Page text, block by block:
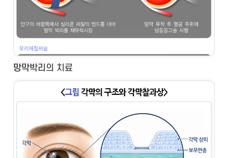
망막박리의 치료